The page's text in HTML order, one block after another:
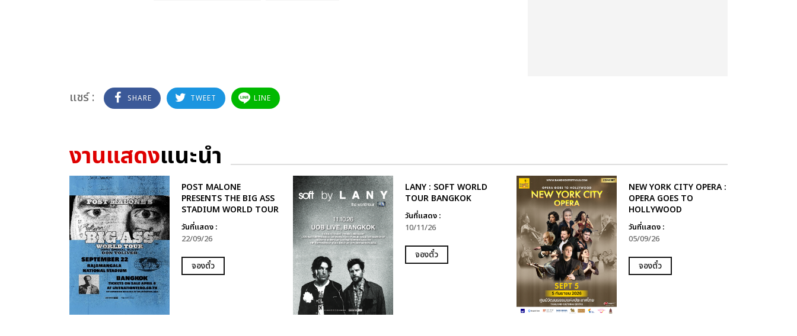
แชร์ : SHARE TWEET LINE
งานแสดงแนะนำ
POST MALONE
PRESENTS THE BIG ASS
STADIUM WORLD TOUR
วันที่แสดง :
22/09/26
จองตั๋ว
LANY : SOFT WORLD
TOUR BANGKOK
วันที่แสดง :
10/11/26
จองตั๋ว
NEW YORK CITY OPERA :
OPERA GOES TO
HOLLYWOOD
วันที่แสดง :
05/09/26
จองตั๋ว